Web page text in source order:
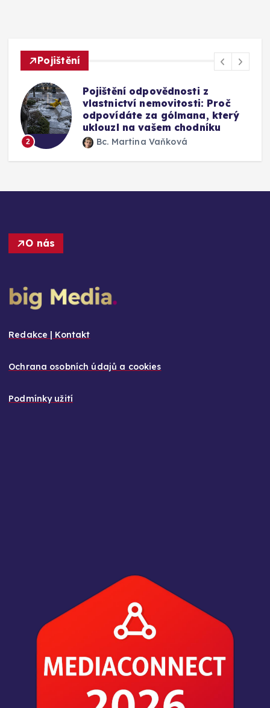
Pojištění
3
Mýty o pojištění skel u auta:
Vyplatí se připlatit si za přední
okno a jak funguje oprava bez
výměny
Bc. Martina Vaňková
O nás
Redakce | Kontakt
Ochrana osobních údajů a cookies
Podmínky užití